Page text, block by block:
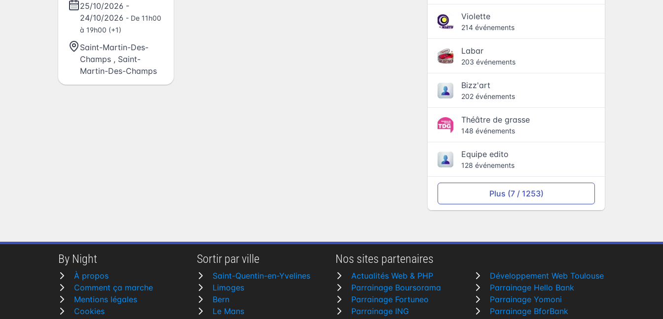
25/10/2026 -
24/10/2026 - De 11h00
à 19h00 (+1)
Saint-Martin-Des-
Champs , Saint-
Martin-Des-Champs
Violette
214 événements
Labar
203 événements
Bizz'art
202 événements
Théâtre de grasse
148 événements
Equipe edito
128 événements
Plus (7 / 1253)
By Night
À propos
Comment ça marche
Mentions légales
Cookies
Sortir par ville
Saint-Quentin-en-Yvelines
Limoges
Bern
Le Mans
Nos sites partenaires
Actualités Web & PHP
Parrainage Boursorama
Parrainage Fortuneo
Parrainage ING
Développement Web Toulouse
Parrainage Hello Bank
Parrainage Yomoni
Parrainage BforBank